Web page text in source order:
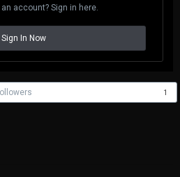
account? Sign in here.
Sign In Now
1